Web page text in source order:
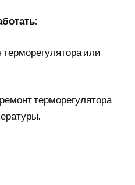
:
терморегулятора или
терморегулятора